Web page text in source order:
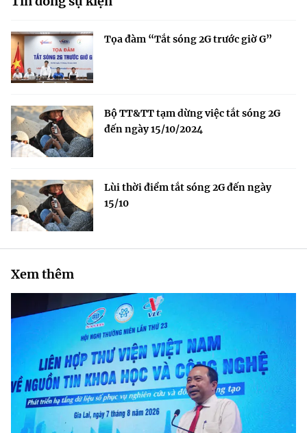
Tọa đàm “Tắt sóng 2G trước giờ G”
Bộ TT&TT tạm dừng việc tắt sóng 2G
đến ngày 15/10/2024
Lùi thời điểm tắt sóng 2G đến ngày
15/10
Xem thêm